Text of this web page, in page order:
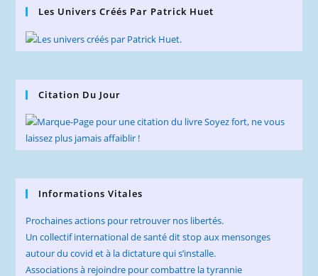
Les Univers Créés Par Patrick Huet
Citation Du Jour
Informations Vitales
Prochaines actions pour retrouver nos libertés.
Un collectif international de santé dit stop aux mensonges
autour du covid et à la dictature qui s’installe.
Associations à rejoindre pour combattre la tyrannie